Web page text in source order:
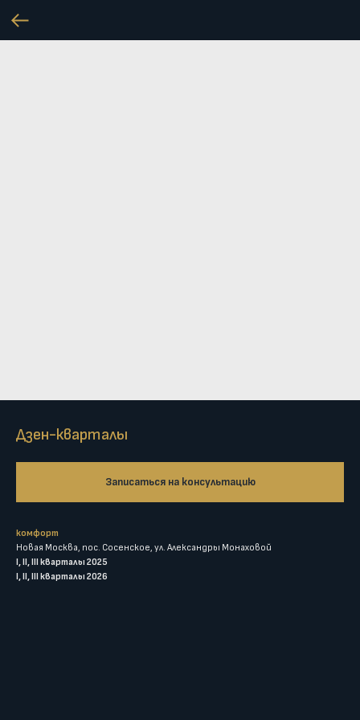
Дзен-кварталы
Записаться на консультацию
комфорт
Новая Москва, пос. Сосенское, ул. Александры Монаховой
I, II, III кварталы 2025
I, II, III кварталы 2026